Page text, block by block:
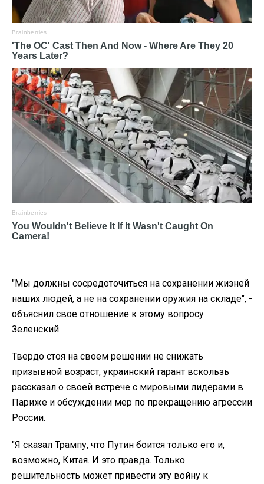
"Мы должны сосредоточиться на сохранении жизней
наших людей, а не на сохранении оружия на складе", -
объяснил свое отношение к этому вопросу
Зеленский.
Твердо стоя на своем решении не снижать
призывной возраст, украинский гарант вскользь
рассказал о своей встрече с мировыми лидерами в
Париже и обсуждении мер по прекращению агрессии
России.
"Я сказал Трампу, что Путин боится только его и,
возможно, Китая. И это правда. Только
решительность может привести эту войну к